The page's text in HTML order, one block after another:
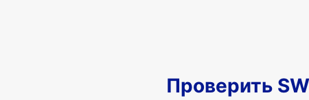
Проверить